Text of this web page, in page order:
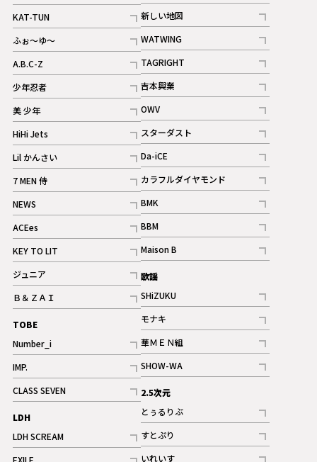
記事
KAT-TUN
記事
ふぉ～ゆ～
記事
A.B.C-Z
記事
ギャラリー
少年忍者
記事
美 少年
記事
HiHi Jets
記事
Lil かんさい
記事
7 MEN 侍
記事
NEWS
記事
ACEes
記事
KEY TO LIT
記事
ジュニア
記事
Ｂ＆ＺＡＩ
記事
TOBE
Number_i
記事
IMP.
記事
CLASS SEVEN
記事
LDH
LDH SCREAM
記事
EXILE
記事
新しい地図
記事
WATWING
記事
TAGRIGHT
記事
吉本興業
記事
OWV
記事
ギャラリー
スターダスト
記事
Da-iCE
記事
カラフルダイヤモンド
記事
BMK
記事
BBM
記事
ギャラリー
Maison B
記事
歌謡
SHiZUKU
記事
モナキ
記事
華ＭＥＮ組
記事
SHOW-WA
記事
2.5次元
とぅるりぶ
記事
すとぷり
記事
いれいす